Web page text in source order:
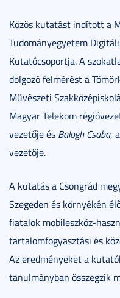
Közös kutatást indított a
Tudományegyetem
Kutatócsoportja. A
dolgozó felmérést a
Művészeti
Magyar Telekom
vezetője és Balogh Csaba,
vezetője.
A kutatás a Csongrád
Szegeden és környékén
fiatalok mobileszköz-
tartalomfogyasztási és
Az eredményeket a
tanulmányban összegzik